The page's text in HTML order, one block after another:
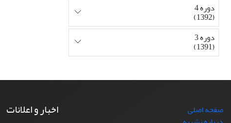
دوره 4
(1392)
دوره 3
(1391)
صفحه اصلی
اخبار و اعلانات